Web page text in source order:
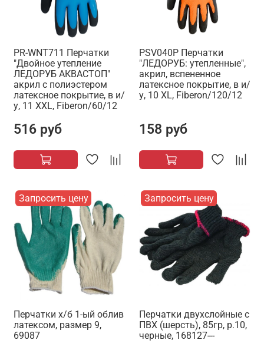
PR-WNT711 Перчатки
"Двойное утепление
ЛЕДОРУБ АКВАСТОП"
акрил с полиэстером
латексное покрытие, в и/
у, 11 XXL, Fiberon/60/12
516 руб
PSV040P Перчатки
"ЛЕДОРУБ: утепленные",
акрил, вспененное
латексное покрытие, в и/
у, 10 XL, Fiberon/120/12
158 руб
Запросить цену
Перчатки х/б 1-ый облив
латексом, размер 9,
69087
Запросить цену
Перчатки двухслойные с
ПВХ (шерсть), 85гр, р.10,
черные, 168127---